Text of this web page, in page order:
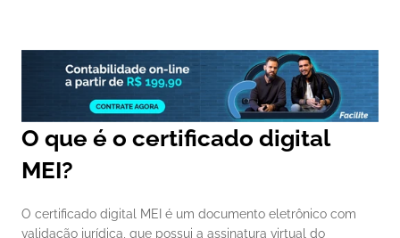
O que é o certificado digital
MEI?
O certificado digital MEI é um documento eletrônico com
validação jurídica, que possui a assinatura virtual do